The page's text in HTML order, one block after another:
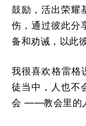
鼓励，活出荣
伤，通过彼此分
备和劝诫，以此
我很喜欢格雷格
徒当中，人也不
会 ——教会里的